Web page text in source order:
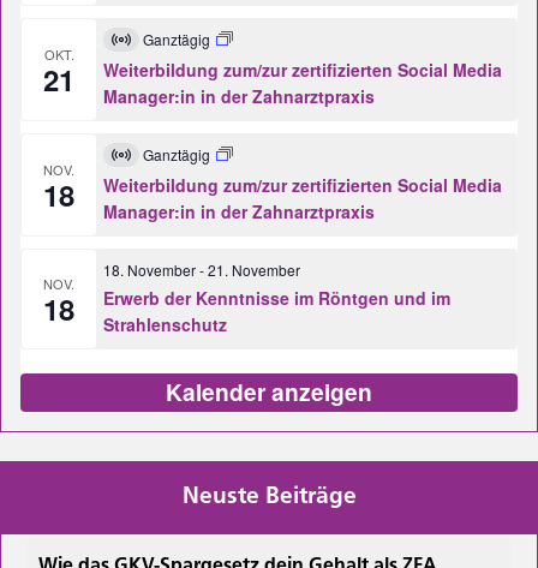
OKT.
21
Virtuell
Veranstaltung
Ganztägig
Weiterbildung zum/zur zertifizierten Social Media
Manager:in in der Zahnarztpraxis
NOV.
18
Virtuell
Veranstaltung
Ganztägig
Weiterbildung zum/zur zertifizierten Social Media
Manager:in in der Zahnarztpraxis
NOV.
18
18. November-21. November
Erwerb der Kenntnisse im Röntgen und im
Strahlenschutz
Kalender anzeigen
Neuste Beiträge